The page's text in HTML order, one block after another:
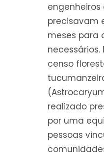
precisavam
meses para
necessários.
censo
realizado
por uma
pessoas